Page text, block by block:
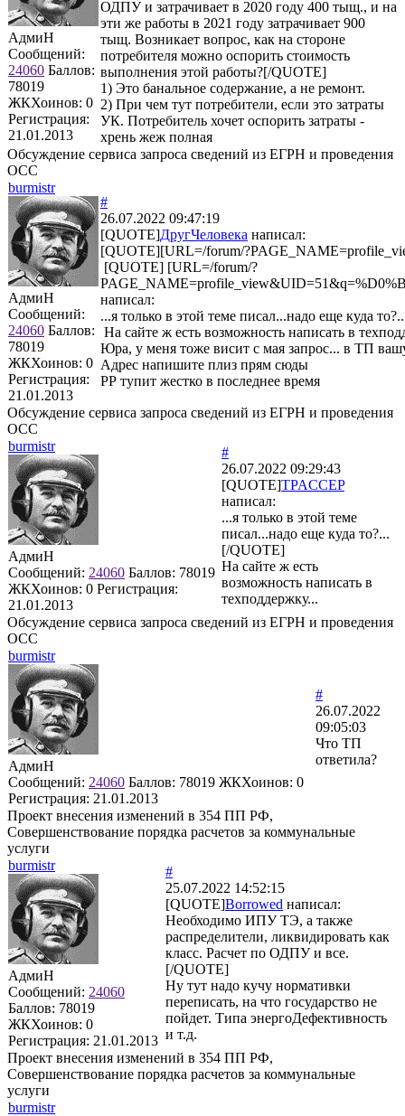
АдмиН
Сообщений:
24060 Баллов:
78019
ЖКХоинов: 0
Регистрация:
21.01.2013
ОДПУ и затрачивает в 2020 году 400 тыщ., и на
эти же работы в 2021 году затрачивает 900
тыщ. Возникает вопрос, как на стороне
потребителя можно оспорить стоимость
выполнения этой работы?[/QUOTE]
1) Это банальное содержание, а не ремонт.
2) При чем тут потребители, если это затраты
УК. Потребитель хочет оспорить затраты -
хрень жеж полная
Обсуждение сервиса запроса сведений из ЕГРН и проведения
ОСС
burmistr
АдмиН
Сообщений:
24060 Баллов:
78019
ЖКХоинов: 0
Регистрация:
21.01.2013
#
26.07.2022 09:47:19
[QUOTE]ДругЧеловека написал:
[QUOTE][URL=/forum/
[QUOTE] [URL=/forum/?
написал:
...я только в этой теме писал...надо еще куда
На сайте ж есть возможность написать в
Юра, у меня тоже висит с мая запрос... в ТП
Адрес напишите плиз прям сюды
РР тупит жестко в последнее время
Обсуждение сервиса запроса сведений из ЕГРН и проведения
ОСС
burmistr
АдмиН
Сообщений: 24060 Баллов: 78019
ЖКХоинов: 0 Регистрация:
21.01.2013
#
26.07.2022 09:29:43
[QUOTE]TPACCEP
написал:
...я только в этой теме
писал...надо еще куда то?...
[/QUOTE]
На сайте ж есть
возможность написать в
техподдержку...
Обсуждение сервиса запроса сведений из ЕГРН и проведения
ОСС
burmistr
АдмиН
Сообщений: 24060 Баллов: 78019 ЖКХоинов: 0
Регистрация: 21.01.2013
#
26.07.2022
09:05:03
Что ТП
ответила?
Проект внесения изменений в 354 ПП РФ,
Совершенствование порядка расчетов за коммунальные
услуги
burmistr
АдмиН
Сообщений: 24060
Баллов: 78019
ЖКХоинов: 0
Регистрация: 21.01.2013
#
25.07.2022 14:52:15
[QUOTE]Borrowed написал:
Необходимо ИПУ ТЭ, а также
распределители, ликвидировать как
класс. Расчет по ОДПУ и все.
[/QUOTE]
Ну тут надо кучу нормативки
переписать, на что государство не
пойдет. Типа энергоДефективность
и т.д.
Проект внесения изменений в 354 ПП РФ,
Совершенствование порядка расчетов за коммунальные
услуги
burmistr